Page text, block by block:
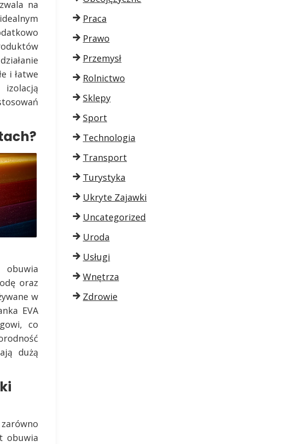
na
i łatwe
oraz
w
EVA
co
dużą
obuwia
Praca
Prawo
Przemysł
Rolnictwo
Sklepy
Sport
Technologia
Transport
Turystyka
Ukryte Zajawki
Uncategorized
Uroda
Usługi
Wnętrza
Zdrowie